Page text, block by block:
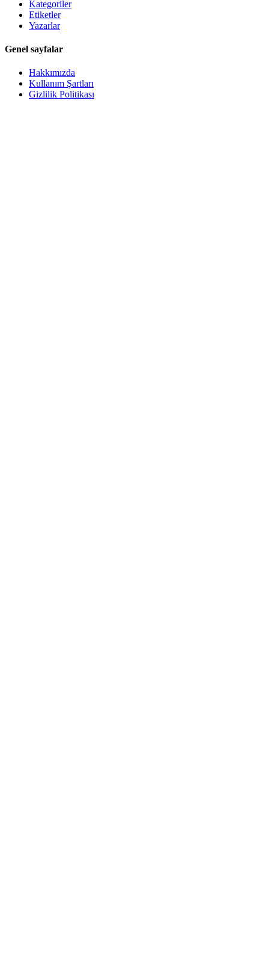
Kategoriler
Etiketler
Yazarlar
Genel sayfalar
Hakkımızda
Kullanım Şartları
Gizlilik Politikası